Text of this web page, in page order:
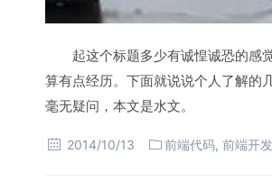
起这个标题多少有诚惶诚恐的感
算有点经历。下面就说说个人了解
毫无疑问，本文是水文。
2014/10/13 前端代码,前端开发